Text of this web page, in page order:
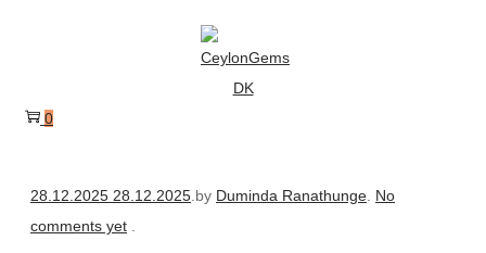
0
Posted
on
28.12.2025 28.12.2025 by Duminda Ranathunge No
comments yet